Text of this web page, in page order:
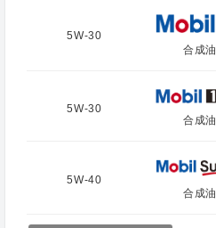
5W-30
合成油
5W-30
合成油
5W-40
合成油